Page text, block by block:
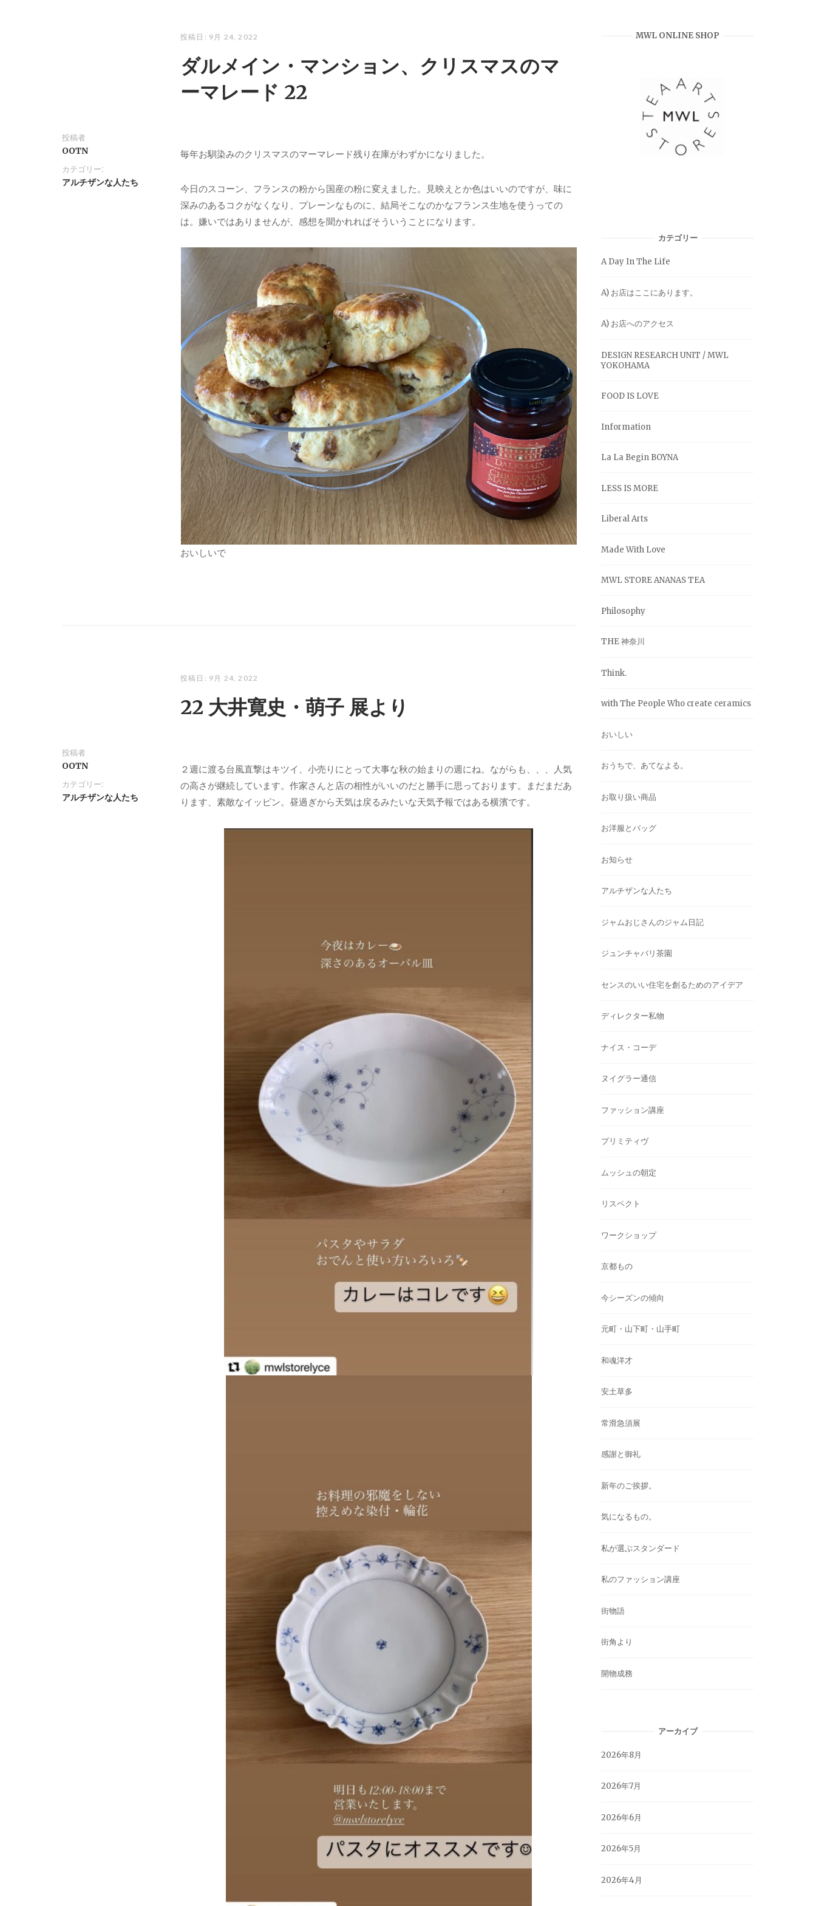
投稿日: 9月 24, 2022
ダルメイン・マンション、クリスマスのマ
ーマレード 22
投稿者
OOTN
カテゴリー:
アルチザンな人たち
毎年お馴染みのクリスマスのマーマレード残り在庫がわずかになりました。
今日のスコーン、フランスの粉から国産の粉に変えました。見映えとか色はいいのですが、味に
深みのあるコクがなくなり、プレーンなものに、結局そこなのかなフランス生地を使うっての
は。嫌いではありませんが、感想を聞かれればそういうことになります。
おいしいで
投稿日: 9月 24, 2022
22 大井寛史・萌子 展より
投稿者
OOTN
カテゴリー:
アルチザンな人たち
２週に渡る台風直撃はキツイ、小売りにとって大事な秋の始まりの週にね。ながらも、、、人気
の高さが継続しています。作家さんと店の相性がいいのだと勝手に思っております。まだまだあ
ります、素敵なイッピン。昼過ぎから天気は戻るみたいな天気予報ではある横濱です。
MWL ONLINE SHOP
カテゴリー
A Day In The Life
A) お店はここにあります。
A) お店へのアクセス
DESIGN RESEARCH UNIT / MWL
YOKOHAMA
FOOD IS LOVE
Information
La La Begin BOYNA
LESS IS MORE
Liberal Arts
Made With Love
MWL STORE ANANAS TEA
Philosophy
THE 神奈川
Think.
with The People Who create ceramics
おいしい
おうちで、あてなよる。
お取り扱い商品
お洋服とバッグ
お知らせ
アルチザンな人たち
ジャムおじさんのジャム日記
ジュンチャバリ茶園
センスのいい住宅を創るためのアイデア
ディレクター私物
ナイス・コーデ
ヌイグラー通信
ファッション講座
プリミティヴ
ムッシュの朝定
リスペクト
ワークショップ
京都もの
今シーズンの傾向
元町・山下町・山手町
和魂洋才
安土草多
常滑急須展
感謝と御礼
新年のご挨拶。
気になるもの。
私が選ぶスタンダード
私のファッション講座
街物語
街角より
開物成務
アーカイブ
2026年8月
2026年7月
2026年6月
2026年5月
2026年4月